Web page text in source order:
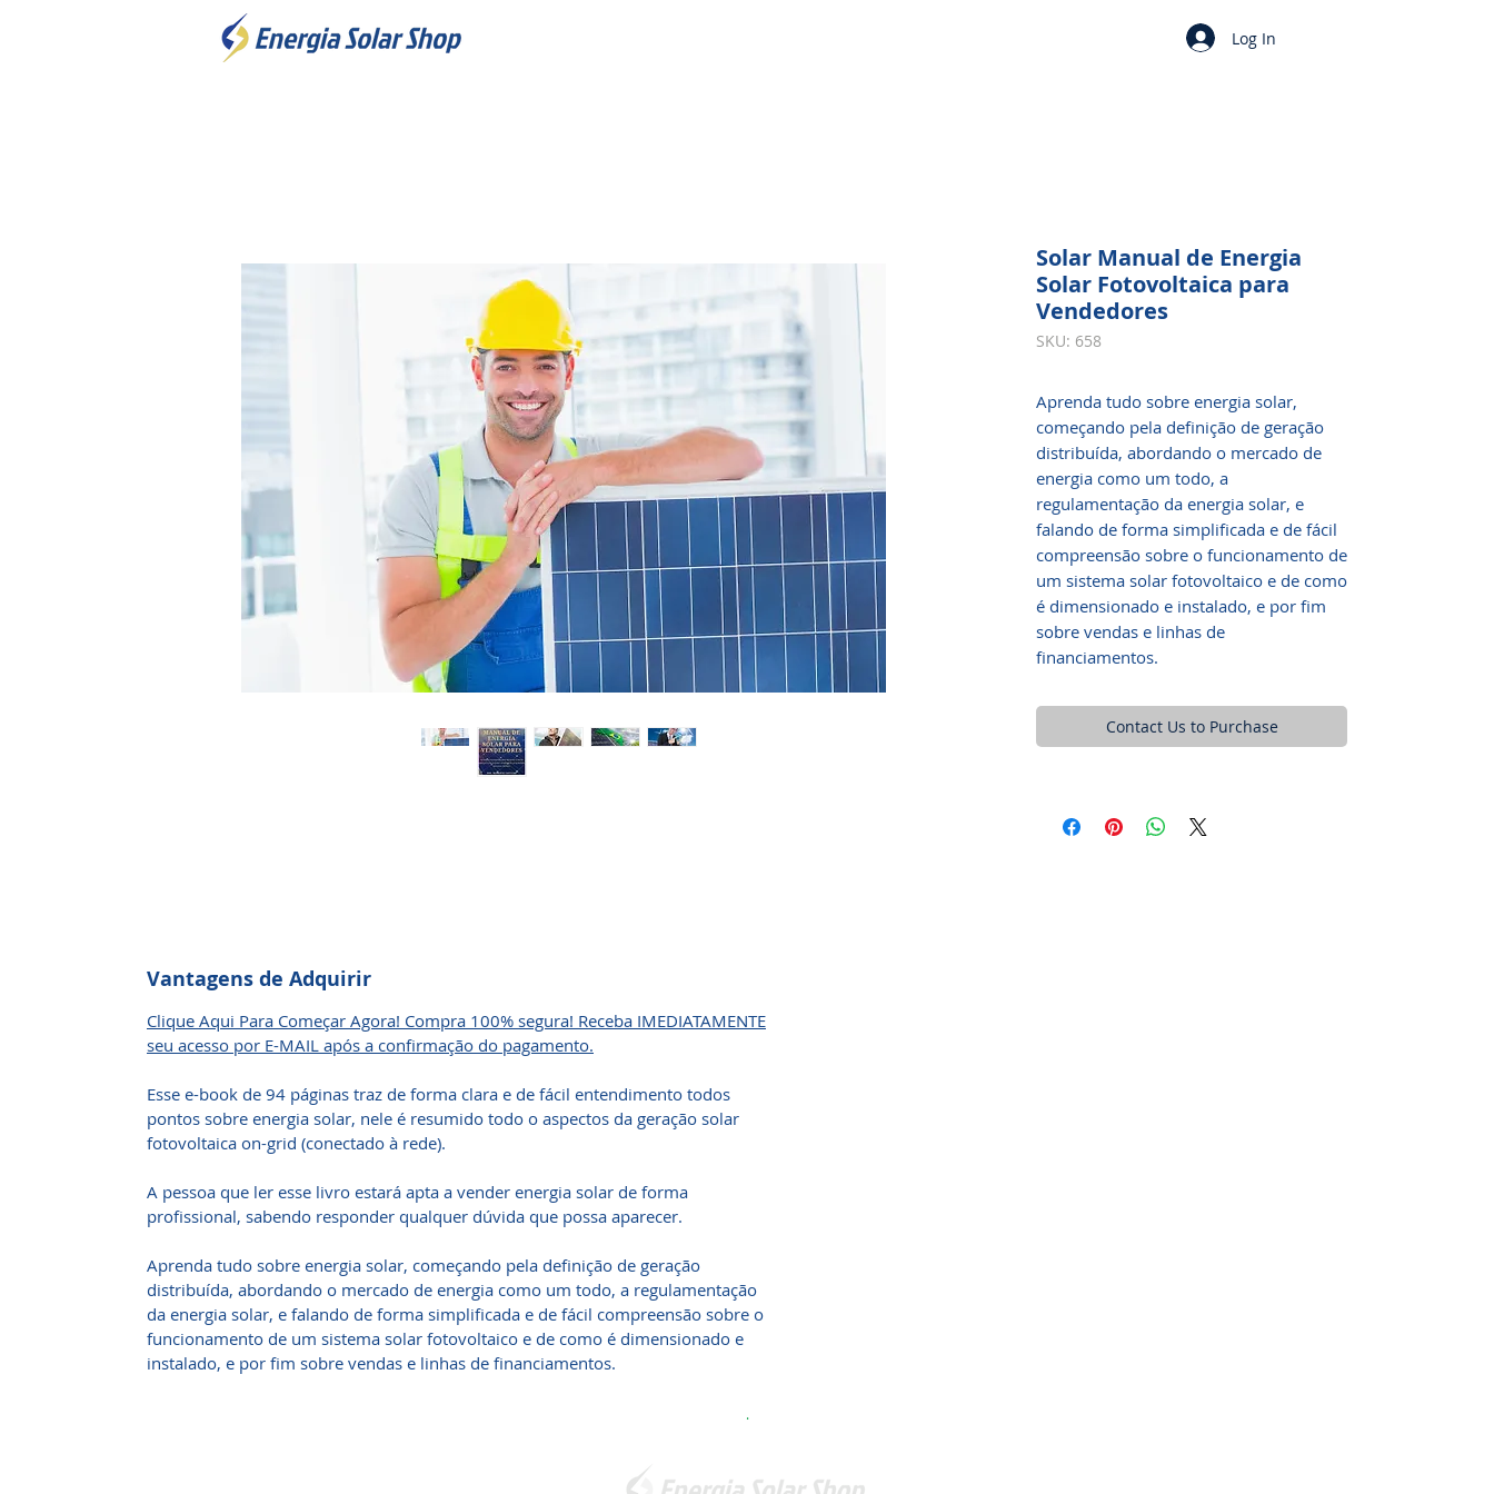
Log In
Solar Manual de Energia
Solar Fotovoltaica para
Vendedores
SKU: 658
Aprenda tudo sobre energia solar,
começando pela definição de geração
distribuída, abordando o mercado de
energia como um todo, a
regulamentação da energia solar, e
falando de forma simplificada e de fácil
compreensão sobre o funcionamento de
um sistema solar fotovoltaico e de como
é dimensionado e instalado, e por fim
sobre vendas e linhas de
financiamentos.
Contact Us to Purchase
Vantagens de Adquirir
Clique Aqui Para Começar Agora! Compra 100% segura! Receba IMEDIATAMENTE
seu acesso por E-MAIL após a confirmação do pagamento.
Esse e-book de 94 páginas traz de forma clara e de fácil entendimento todos
pontos sobre energia solar, nele é resumido todo o aspectos da geração solar
fotovoltaica on-grid (conectado à rede).
A pessoa que ler esse livro estará apta a vender energia solar de forma
profissional, sabendo responder qualquer dúvida que possa aparecer.
Aprenda tudo sobre energia solar, começando pela definição de geração
distribuída, abordando o mercado de energia como um todo, a regulamentação
da energia solar, e falando de forma simplificada e de fácil compreensão sobre o
funcionamento de um sistema solar fotovoltaico e de como é dimensionado e
instalado, e por fim sobre vendas e linhas de financiamentos.
.